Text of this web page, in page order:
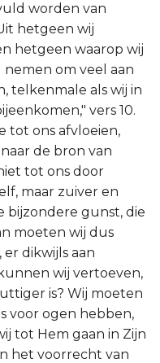
worden van
hetgeen wij
hetgeen waarop wij
om veel aan
telkenmale als wij in
vers 10.
tot ons afvloeien,
de bron van
tot ons door
maar zuiver en
bijzondere gunst, die
moeten wij dus
dikwijls aan
wij vertoeven,
is? Wij moeten
voor ogen hebben,
tot Hem gaan in Zijn
het voorrecht van